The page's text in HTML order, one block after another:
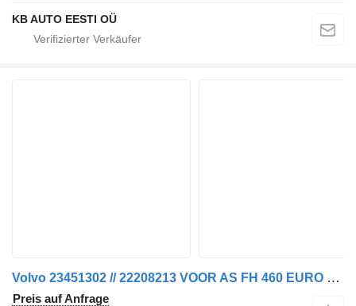
KB AUTO EESTI OÜ
Volvo 23451302 // 22208213 VOOR AS FH 460 EURO 6 MODEL 2020 Vorderachse für LKW
Preis auf Anfrage